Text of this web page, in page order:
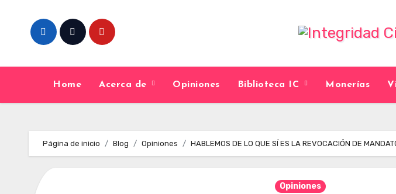
content
Home Acerca de Opiniones Biblioteca IC Monerías
Página de inicio Blog Opiniones HABLEMOS DE LO QUE SÍ ES LA REVOCACIÓN DE
Opiniones